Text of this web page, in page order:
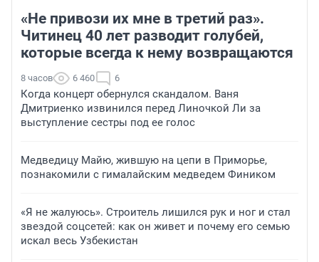
«Не привози их мне в третий раз».
Читинец 40 лет разводит голубей,
которые всегда к нему возвращаются
8 часов 6 460 6
Когда концерт обернулся скандалом. Ваня
Дмитриенко извинился перед Линочкой Ли за
выступление сестры под ее голос
Медведицу Майю, жившую на цепи в Приморье,
познакомили с гималайским медведем Фиником
«Я не жалуюсь». Строитель лишился рук и ног и стал
звездой соцсетей: как он живет и почему его семью
искал весь Узбекистан